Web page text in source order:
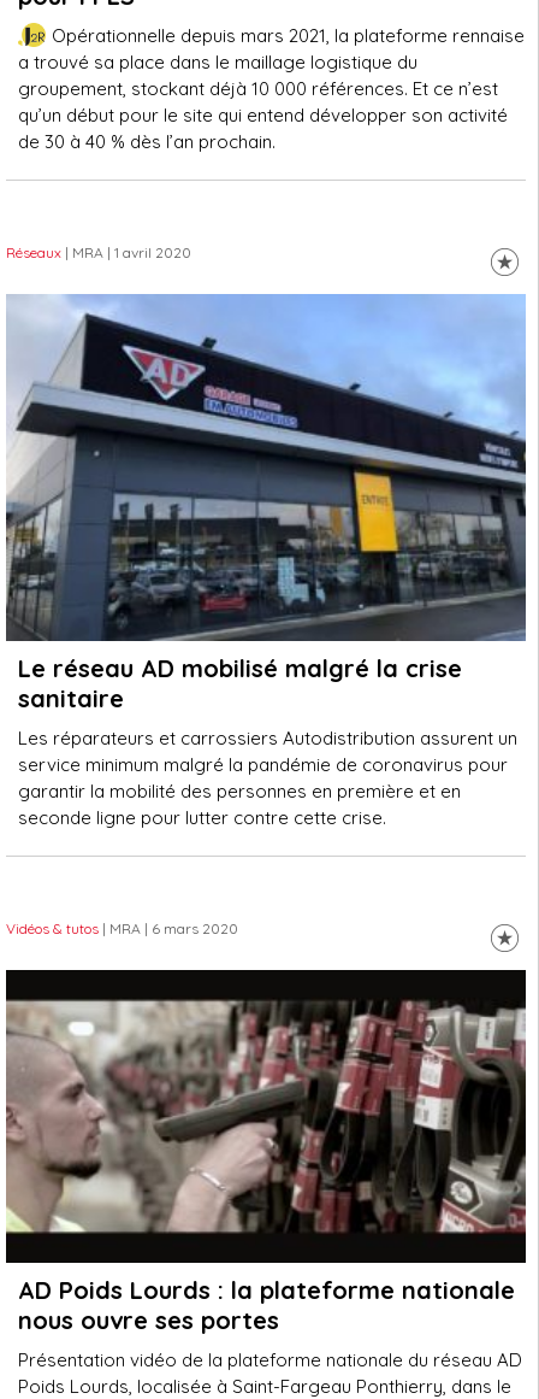
Opérationnelle depuis mars 2021, la plateforme rennaise
a trouvé sa place dans le maillage logistique du
groupement, stockant déjà 10 000 références. Et ce n’est
qu’un début pour le site qui entend développer son activité
de 30 à 40 % dès l’an prochain.
Réseaux | MRA | 1 avril 2020
Le réseau AD mobilisé malgré la crise
sanitaire
Les réparateurs et carrossiers Autodistribution assurent un
service minimum malgré la pandémie de coronavirus pour
garantir la mobilité des personnes en première et en
seconde ligne pour lutter contre cette crise.
Vidéos & tutos | MRA | 6 mars 2020
AD Poids Lourds : la plateforme nationale
nous ouvre ses portes
Présentation vidéo de la plateforme nationale du réseau AD
Poids Lourds, localisée à Saint-Fargeau Ponthierry, dans le